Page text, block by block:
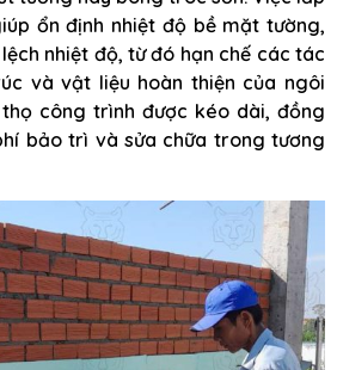
ổn định nhiệt độ bề mặt tường,
nhiệt độ, từ đó hạn chế các tác
và vật liệu hoàn thiện của ngôi
công trình được kéo dài, đồng
bảo trì và sửa chữa trong tương